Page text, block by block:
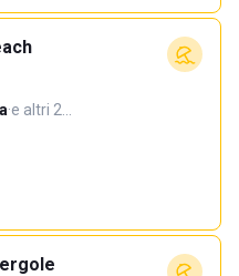
·e altri 2…